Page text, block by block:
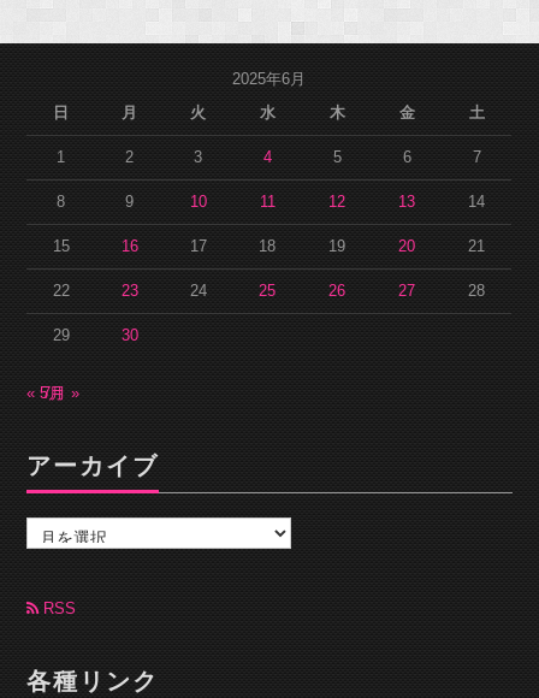
2025年6月
日
月 火 水 木 金 土
1 2 3 4 5 6 7
8 9 10 11 12 13 14
15 16 17 18 19 20 21
22 23 24 25 26 27 28
29 30
« 5月7月 »
アーカイブ
カ
ブRSS
各種リンク